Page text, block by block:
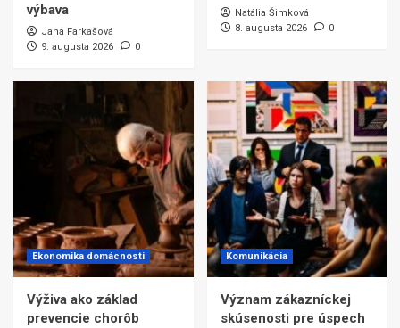
výbava
Jana Farkašová
9. augusta 2026
0
Natália Šimková
8. augusta 2026
0
Ekonomika domácnosti
Výživa ako základ
prevencie chorôb
Komunikácia
Význam zákazníckej
skúsenosti pre úspech